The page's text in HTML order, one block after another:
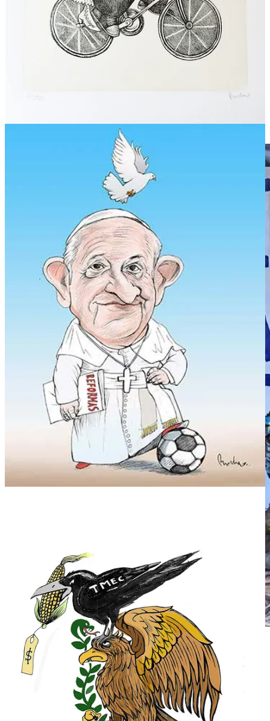
Suscríbase ahora
La Frase:
“ICE estuvo aquí”, se lee al lado del pesebre sin el
Niño Jesús, en la Iglesia Sta. Susanna, en Dedham,
Massachusetts. Foto Charles Krupa/ AP
EU: Resistencia local.Iglesias y alcaldes, junto con brigadas de
miles de voluntarios en todo Estados Unidos, siguen encabezando la